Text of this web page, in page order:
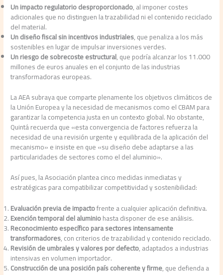
Un impacto regulatorio desproporcionado, al imponer costes
adicionales que no distinguen la trazabilidad ni el contenido reciclado
del material.
Un diseño fiscal sin incentivos industriales, que penaliza a los más
sostenibles en lugar de impulsar inversiones verdes.
Un riesgo de sobrecoste estructural, que podría alcanzar los 11.000
millones de euros anuales en el conjunto de las industrias
transformadoras europeas.
La AEA subraya que comparte plenamente los objetivos climáticos de
la Unión Europea y la necesidad de mecanismos como el CBAM para
garantizar la competencia justa en un contexto global. No obstante,
Quintá recuerda que «esta convergencia de factores refuerza la
necesidad de una revisión urgente y equilibrada de la aplicación del
mecanismo» e insiste en que «su diseño debe adaptarse a las
particularidades de sectores como el del aluminio».
Así pues, la Asociación plantea cinco medidas inmediatas y
estratégicas para compatibilizar competitividad y sostenibilidad:
Evaluación previa de impactofrente a cualquier aplicación definitiva.
Exención temporal del aluminiohasta disponer de ese análisis.
Reconocimiento específico para sectores intensamente
transformadores, con criterios de trazabilidad y contenido reciclado.
Revisión de umbrales y valores por defecto, adaptados a industrias
intensivas en volumen importador.
Construcción de una posición país coherente y firme, que defienda a